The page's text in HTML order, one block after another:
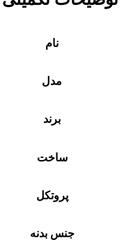
نام
مدل
برند
ساخت
پروتکل
جنس بدنه